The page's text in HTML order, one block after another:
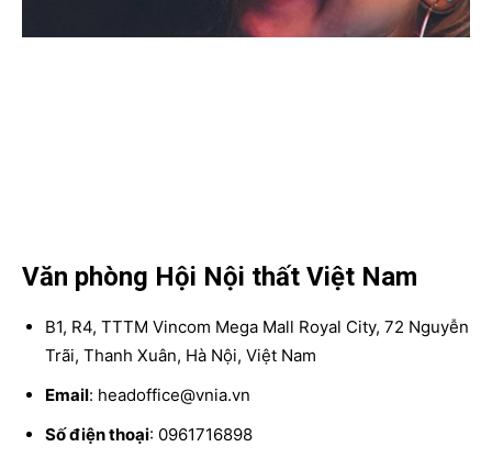
Văn phòng Hội Nội thất Việt Nam
B1, R4, TTTM Vincom Mega Mall Royal City, 72 Nguyễn
Trãi, Thanh Xuân, Hà Nội, Việt Nam
Email: headoffice@vnia.vn
Số điện thoại: 0961716898